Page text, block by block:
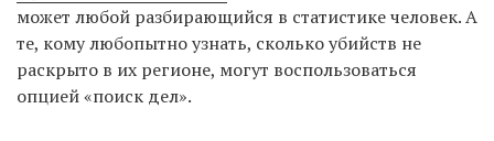
может любой разбирающийся в статистике человек. А
те, кому любопытно узнать, сколько убийств не
раскрыто в их регионе, могут воспользоваться
опцией «поиск дел».